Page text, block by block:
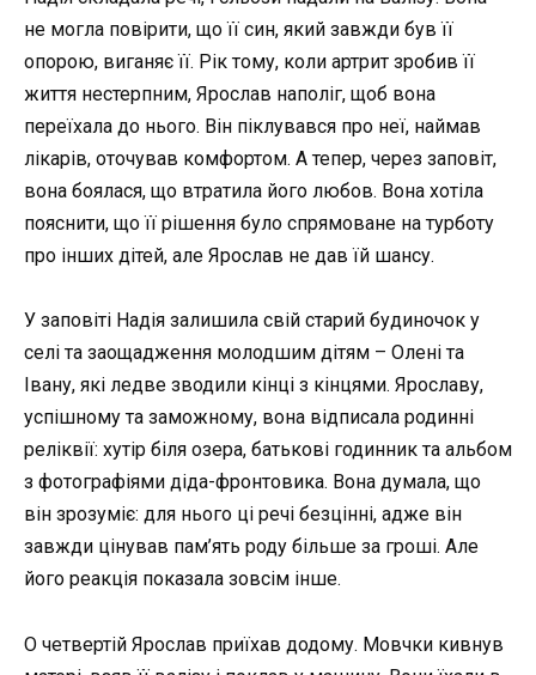
не могла повірити, що її син, який завжди був її
опорою, виганяє її. Рік тому, коли артрит зробив її
життя нестерпним, Ярослав наполіг, щоб вона
переїхала до нього. Він піклувався про неї, наймав
лікарів, оточував комфортом. А тепер, через заповіт,
вона боялася, що втратила його любов. Вона хотіла
пояснити, що її рішення було спрямоване на турботу
про інших дітей, але Ярослав не дав їй шансу.
У заповіті Надія залишила свій старий будиночок у
селі та заощадження молодшим дітям – Олені та
Івану, які ледве зводили кінці з кінцями. Ярославу,
успішному та заможному, вона відписала родинні
реліквії: хутір біля озера, батькові годинник та альбом
з фотографіями діда-фронтовика. Вона думала, що
він зрозуміє: для нього ці речі безцінні, адже він
завжди цінував пам’ять роду більше за гроші. Але
його реакція показала зовсім інше.
О четвертій Ярослав приїхав додому. Мовчки кивнув